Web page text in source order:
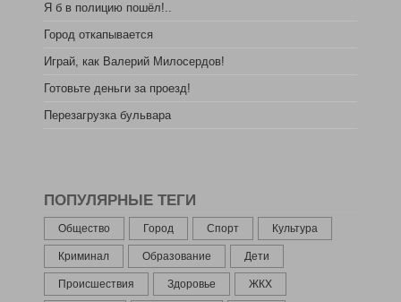
Я б в полицию пошёл!..
Город откапывается
Играй, как Валерий Милосердов!
Готовьте деньги за проезд!
Перезагрузка бульвара
ПОПУЛЯРНЫЕ ТЕГИ
Общество Город Спорт Культура
Криминал Образование Дети
Происшествия Здоровье ЖКХ